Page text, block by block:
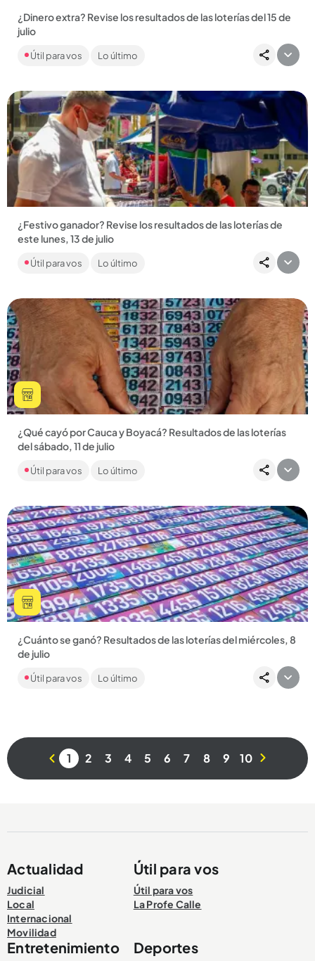
¿Dinero extra? Revise los resultados de las loterías del 15 de
julio
Valle, Meta y Manizales, por Baloto y Revancha, y por más de
Útil para vos Lo último
Compartir Noticia
¿Festivo ganador? Revise los resultados de las loterías de
este lunes, 13 de julio
Los tradicionales sorteos de los lunes se pospusieron por el
festivo, pero aún así, el MiLoto dejó dos personas
Útil para vos Lo último
Compartir Noticia
¿Qué cayó por Cauca y Boyacá? Resultados de las loterías
del sábado, 11 de julio
Revancha, y por más de 20 chances. ¡Mucha suerte!...
Útil para vos Lo último
Compartir Noticia
¿Cuánto se ganó? Resultados de las loterías del miércoles, 8
de julio
Valle, Meta y Manizales, por Baloto y Revancha, y por más de
Útil para vos Lo último
1 2 3 4 5 6 7 8 9 10
Actualidad
Judicial
Local
Internacional
Movilidad
Útil para vos
Útil para vos
La Profe Calle
Entretenimiento Deportes